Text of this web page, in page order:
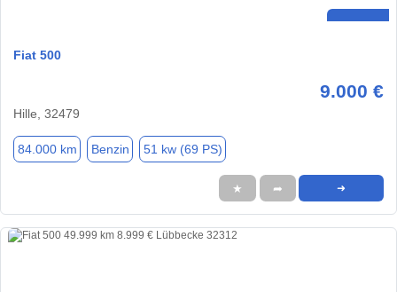
Fiat 500
9.000 €
Hille, 32479
84.000 km Benzin 51 kw (69 PS)
★ ➦ ➜